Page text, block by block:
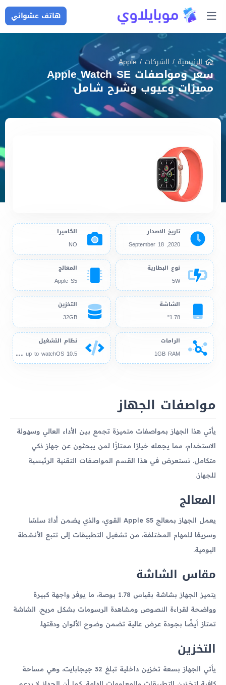
هاتف عشوائي
الرئيسية/ الشركات /
Apple
سعر ومواصفات Apple Watch SE
مميزات وعيوب وشرح شامل
تاريخ الاصدار
2020, September 18
الكاميرا
NO
نوع البطارية
5W
المعالج
Apple S5
الشاشة
1.78"
التخزين
32GB
الرامات
1GB RAM
نظام التشغيل
wat
chOS 7.0, up to watchOS 10.5
مواصفات الجهاز
يأتي هذا الجهاز بمواصفات متميزة تجمع بين الأداء العالي وسهولة
الاستخدام، مما يجعله خيارًا ممتازًا لمن يبحثون عن جهاز ذكي
متكامل. نستعرض في هذا القسم المواصفات التقنية الرئيسية
للجهاز.
المعالج
يعمل الجهاز بمعالج Apple S5 القوي، والذي يضمن أداءً سلسًا
وسريعًا للمهام المختلفة، من تشغيل التطبيقات إلى تتبع الأنشطة
اليومية.
مقاس الشاشة
يتميز الجهاز بشاشة بقياس 1.78 بوصة، ما يوفر واجهة كبيرة
وواضحة لقراءة النصوص ومشاهدة الرسومات بشكل مريح. الشاشة
تمتاز أيضًا بجودة عرض عالية تضمن وضوح الألوان ودقتها.
التخزين
يأتي الجهاز بسعة تخزين داخلية تبلغ 32 جيجابايت، وهي مساحة
كافية لتخزين التطبيقات والمعلومات الهامة. كما أن الجهاز لا يدعم